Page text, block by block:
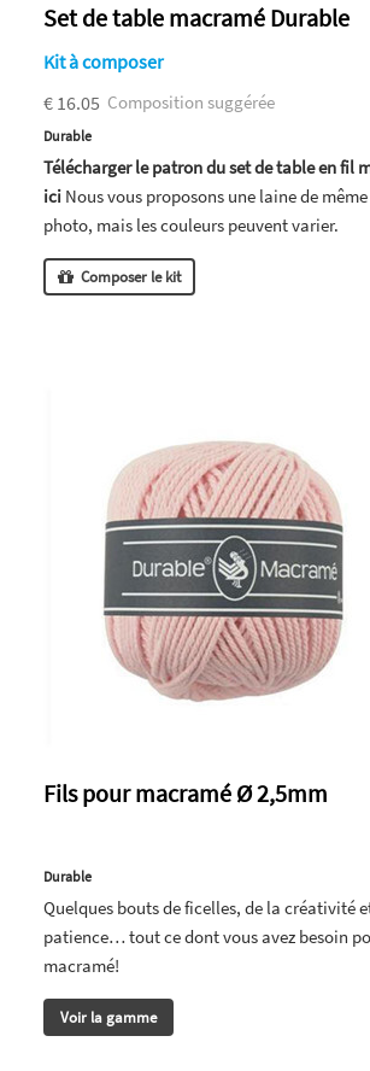
Set de table macramé Durable
Kit à composer
€ 16.05 Composition suggérée
Durable
Télécharger le patron du set de table en fil
ici Nous vous proposons une laine de
photo, mais les couleurs peuvent varier.
Composer le kit
Fils pour macramé Ø 2,5mm
Durable
Quelques bouts de ficelles, de la créativité
patience… tout ce dont vous avez besoin
macramé!
Voir la gamme